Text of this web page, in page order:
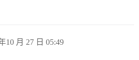
10 月 27 日 05:49